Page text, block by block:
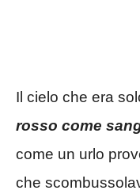
Il cielo che era
rosso come
come un urlo
che